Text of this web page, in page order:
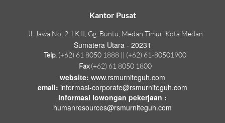
Kantor Pusat
Jl. Jawa No. 2, LK II, Gg. Buntu, Medan Timur, Kota Medan
Sumatera Utara - 20231
Telp. (+62) 61 8050 1888 || (+62) 61-80501900
Fax(+62) 61 8050 1800
website: www.rsmurniteguh.com
email: informasi-corporate@rsmurniteguh.com
informasi lowongan pekerjaan :
humanresources@rsmurniteguh.com